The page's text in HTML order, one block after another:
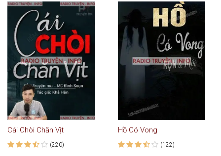
Cái Chòi Chăn Vịt
(220)
Hồ Có Vong
(122)